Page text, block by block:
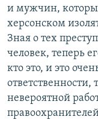
и мужчин,
херсонском
Зная о тех
человек, теперь
кто это, и это
невероятной